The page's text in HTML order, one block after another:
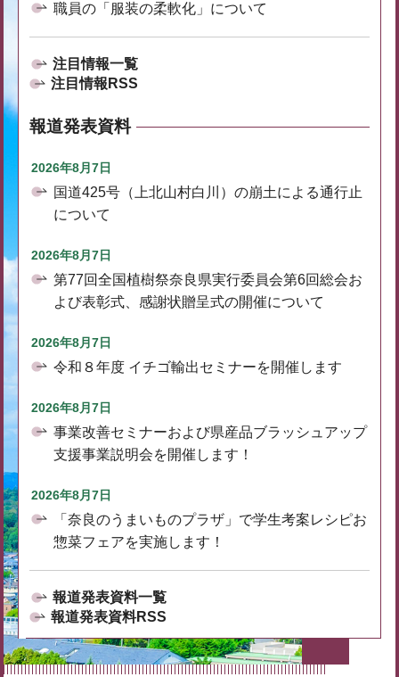
職員の「服装の柔軟化」について
注目情報一覧
注目情報RSS
報道発表資料
2026年8月7日
国道425号（上北山村白川）の崩土による通行止
について
2026年8月7日
第77回全国植樹祭奈良県実行委員会第6回総会お
よび表彰式、感謝状贈呈式の開催について
2026年8月7日
令和８年度 イチゴ輸出セミナーを開催します
2026年8月7日
事業改善セミナーおよび県産品ブラッシュアップ
支援事業説明会を開催します！
2026年8月7日
「奈良のうまいものプラザ」で学生考案レシピお
惣菜フェアを実施します！
報道発表資料一覧
報道発表資料RSS